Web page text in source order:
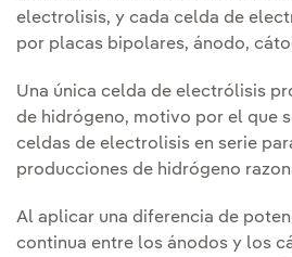
electrolisis, y cada celda de
por placas bipolares, ánodo,
Una única celda de electrólisis
de hidrógeno, motivo por el que
celdas de electrolisis en serie
producciones de hidrógeno
Al aplicar una diferencia de
continua entre los ánodos y los